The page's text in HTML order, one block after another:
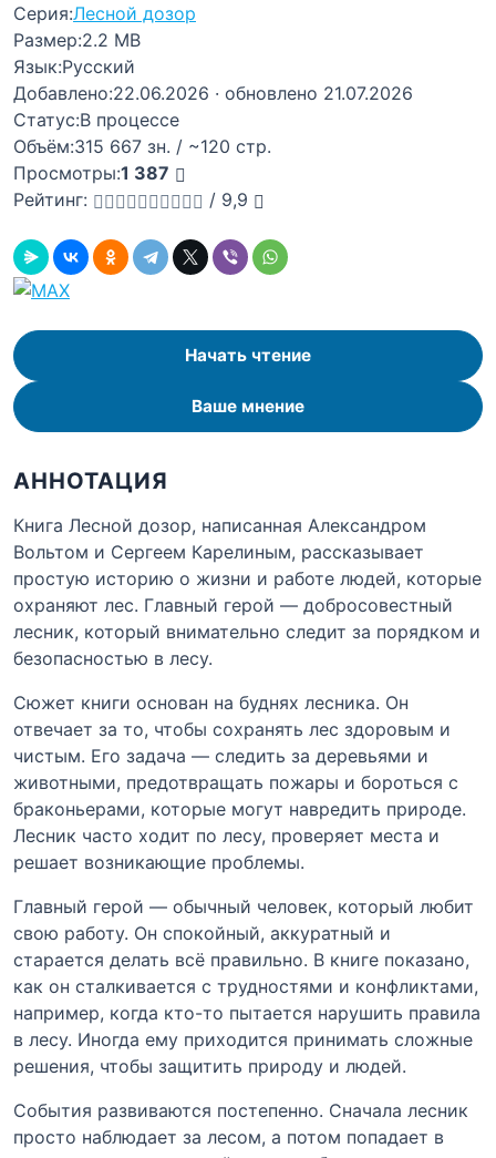
Серия:Лесной дозор
Размер:2.2 MB
Язык:Русский
Добавлено:22.06.2026 · обновлено 21.07.2026
Статус:В процессе
Объём:315 667 зн. / ~120 стр.
Просмотры:1 387
Рейтинг:
/ 9,9
Начать чтение
Ваше мнение
АННОТАЦИЯ
Книга Лесной дозор, написанная Александром
Вольтом и Сергеем Карелиным, рассказывает
простую историю о жизни и работе людей, которые
охраняют лес. Главный герой — добросовестный
лесник, который внимательно следит за порядком и
безопасностью в лесу.
Сюжет книги основан на буднях лесника. Он
отвечает за то, чтобы сохранять лес здоровым и
чистым. Его задача — следить за деревьями и
животными, предотвращать пожары и бороться с
браконьерами, которые могут навредить природе.
Лесник часто ходит по лесу, проверяет места и
решает возникающие проблемы.
Главный герой — обычный человек, который любит
свою работу. Он спокойный, аккуратный и
старается делать всё правильно. В книге показано,
как он сталкивается с трудностями и конфликтами,
например, когда кто-то пытается нарушить правила
в лесу. Иногда ему приходится принимать сложные
решения, чтобы защитить природу и людей.
События развиваются постепенно. Сначала лесник
просто наблюдает за лесом, а потом попадает в